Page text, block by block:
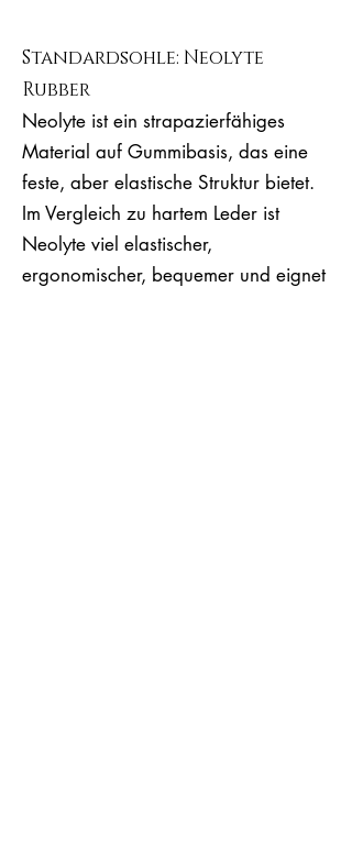
Standardsohle: Neolyte
Rubber
Neolyte ist ein strapazierfähiges
Material auf Gummibasis, das eine
feste, aber elastische Struktur bietet.
Im Vergleich zu hartem Leder ist
Neolyte viel elastischer,
ergonomischer, bequemer und eignet